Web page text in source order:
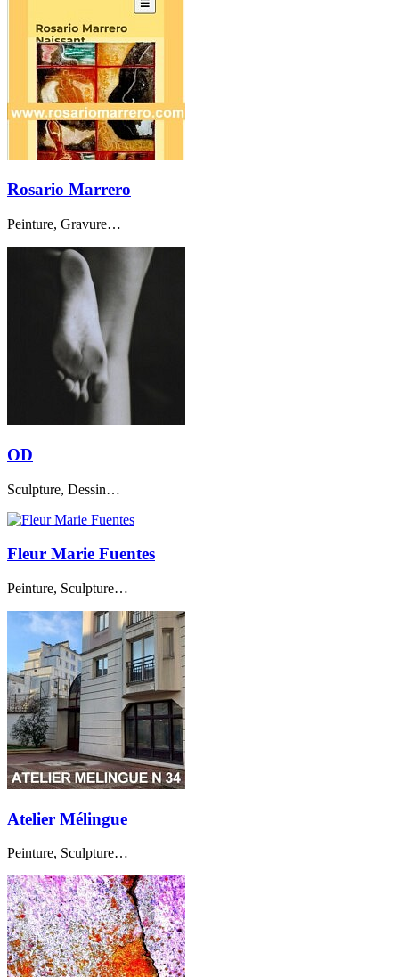
Rosario Marrero
Peinture, Gravure…
OD
Sculpture, Dessin…
Fleur Marie Fuentes
Peinture, Sculpture…
Atelier Mélingue
Peinture, Sculpture…